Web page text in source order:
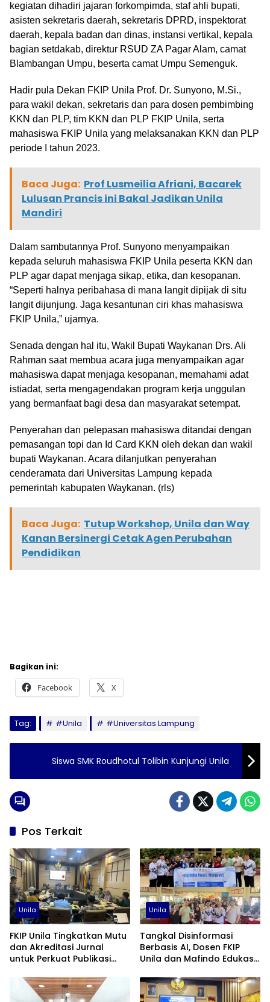
kegiatan dihadiri jajaran forkompimda, staf ahli bupati,
asisten sekretaris daerah, sekretaris DPRD, inspektorat
daerah, kepala badan dan dinas, instansi vertikal, kepala
bagian setdakab, direktur RSUD ZA Pagar Alam, camat
Blambangan Umpu, beserta camat Umpu Semenguk.
Hadir pula Dekan FKIP Unila Prof. Dr. Sunyono, M.Si.,
para wakil dekan, sekretaris dan para dosen pembimbing
KKN dan PLP, tim KKN dan PLP FKIP Unila, serta
mahasiswa FKIP Unila yang melaksanakan KKN dan PLP
periode I tahun 2023.
Baca Juga: Prof Lusmeilia Afriani, Bacarek
Lulusan Prancis ini Bakal Jadikan Unila
Mandiri
Dalam sambutannya Prof. Sunyono menyampaikan
kepada seluruh mahasiswa FKIP Unila peserta KKN dan
PLP agar dapat menjaga sikap, etika, dan kesopanan.
“Seperti halnya peribahasa di mana langit dipijak di situ
langit dijunjung. Jaga kesantunan ciri khas mahasiswa
FKIP Unila,” ujarnya.
Senada dengan hal itu, Wakil Bupati Waykanan Drs. Ali
Rahman saat membua acara juga menyampaikan agar
mahasiswa dapat menjaga kesopanan, memahami adat
istiadat, serta mengagendakan program kerja unggulan
yang bermanfaat bagi desa dan masyarakat setempat.
Penyerahan dan pelepasan mahasiswa ditandai dengan
pemasangan topi dan Id Card KKN oleh dekan dan wakil
bupati Waykanan. Acara dilanjutkan penyerahan
cenderamata dari Universitas Lampung kepada
pemerintah kabupaten Waykanan. (rls)
Baca Juga: Tutup Workshop, Unila dan Way
Kanan Bersinergi Cetak Agen Perubahan
Pendidikan
Bagikan ini:
Facebook X
Tag: #Unila #Universitas Lampung
Siswa SMK Roudhotul Tolibin Kunjungi Unila
Pos Terkait
Unila
FKIP Unila Tingkatkan Mutu
dan Akreditasi Jurnal
untuk Perkuat Publikasi
Unila
Tangkal Disinformasi
Berbasis AI, Dosen FKIP
Unila dan Mafindo Edukasi